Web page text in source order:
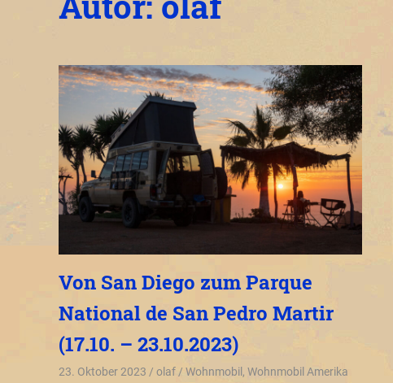
Von San Diego zum Parque
National de San Pedro Martir
(17.10. – 23.10.2023)
23. Oktober 2023 olaf Wohnmobil , Wohnmobil Amerika